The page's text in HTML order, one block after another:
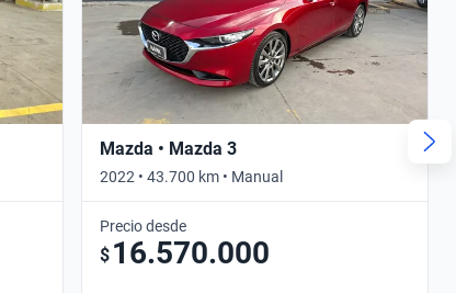
Mazda • Mazda 3
2022 • 43.700 km • Manual
Precio desde
$ 16.570.000